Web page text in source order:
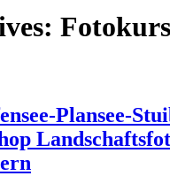
Fotokurs
Plansee-